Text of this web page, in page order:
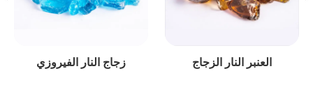
زجاج النار الجليدي